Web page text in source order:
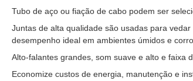
Tubo de aço ou fiação de cabo podem ser
Juntas de alta qualidade são usadas para
desempenho ideal em ambientes úmidos e
Alto-falantes grandes, som suave e alto e faixa
Economize custos de energia, manutenção e